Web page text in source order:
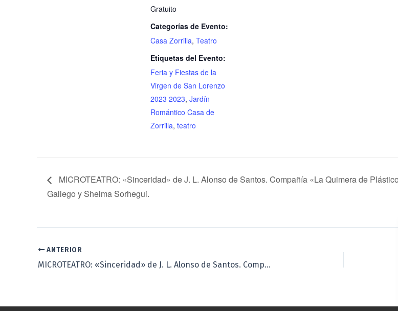
Gratuito
Categorías de Evento:
Casa Zorrilla, Teatro
Etiquetas del Evento:
Feria y Fiestas de la
Virgen de San Lorenzo
2023 2023, Jardín
Romántico Casa de
Zorrilla, teatro
MICROTEATRO: «Sinceridad» de J. L. Alonso de Santos. Compañía «La Quimera de
Gallego y Shelma Sorhegui.
ANTERIOR
MICROTEATRO: «Sinceridad» de J. L. Alonso de Santos. Compañía «La Quimera de Plástico». Actrices: Katia Gallego y Shelma Sorhegui.